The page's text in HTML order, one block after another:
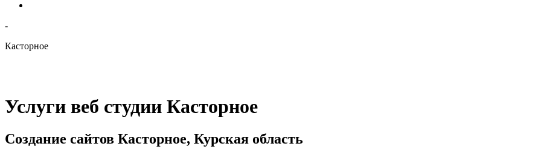
-
Касторное
Услуги веб студии Касторное
Создание сайтов Касторное, Курская область